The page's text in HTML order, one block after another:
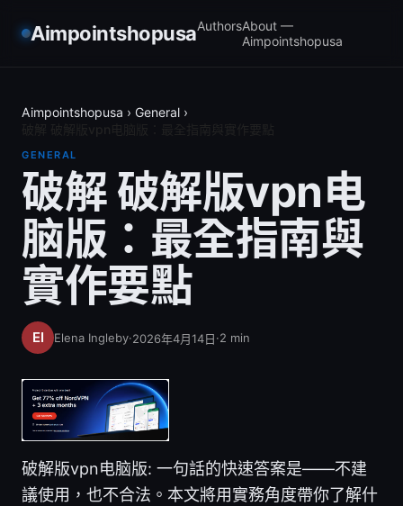
AimpointshopusaAuthorsAbout —
Aimpointshopusa
Aimpointshopusa › General ›
GENERAL
破解 破解版vpn电
脑版：最全指南與
實作要點
Elena Ingleby·2026年4月14日·2 min
破解版vpn电脑版: 一句話的快速答案是——不建
議使用，也不合法。本文將用實務角度帶你了解什